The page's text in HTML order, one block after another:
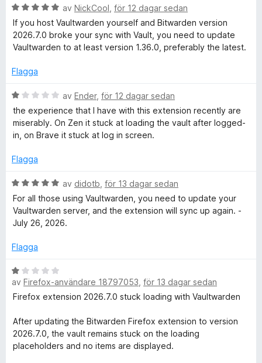
1
a
v
5
g
s
a
t
5
v
5
B
e
t
y
s
t
t
a
5
av NickCool för 12 dagar sedan
If you host Vaultwarden yourself and Bitwarden version
2026.7.0 broke your sync with Vault, you need to update
Vaultwarden to at least version 1.36.0, preferably the latest.
Flagga
B
e
t
y
s
t
t
1
a
5
av Ender, för 12 dagar sedan
the experience that I have with this extension recently are
miserably. On Zen it stuck at loading the vault after logged-
in, on Brave it stuck at log in screen.
Flagga
B
e
t
y
s
t
t
5
v
5
av didotb för 13 dagar sedan
For all those using Vaultwarden, you need to update your
Vaultwarden server, and the extension will sync up again. -
July 26, 2026.
Flagga
B
e
t
g
s
a
av Firefox-användare 18797053 för 13 dagar sedan
Firefox extension 2026.7.0 stuck loading with Vaultwarden
After updating the Bitwarden Firefox extension to version
2026.7.0, the vault remains stuck on the loading
placeholders and no items are displayed.